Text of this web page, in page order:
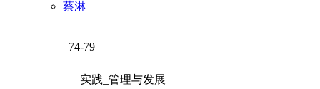
蔡淋
74-79
实践_管理与发展